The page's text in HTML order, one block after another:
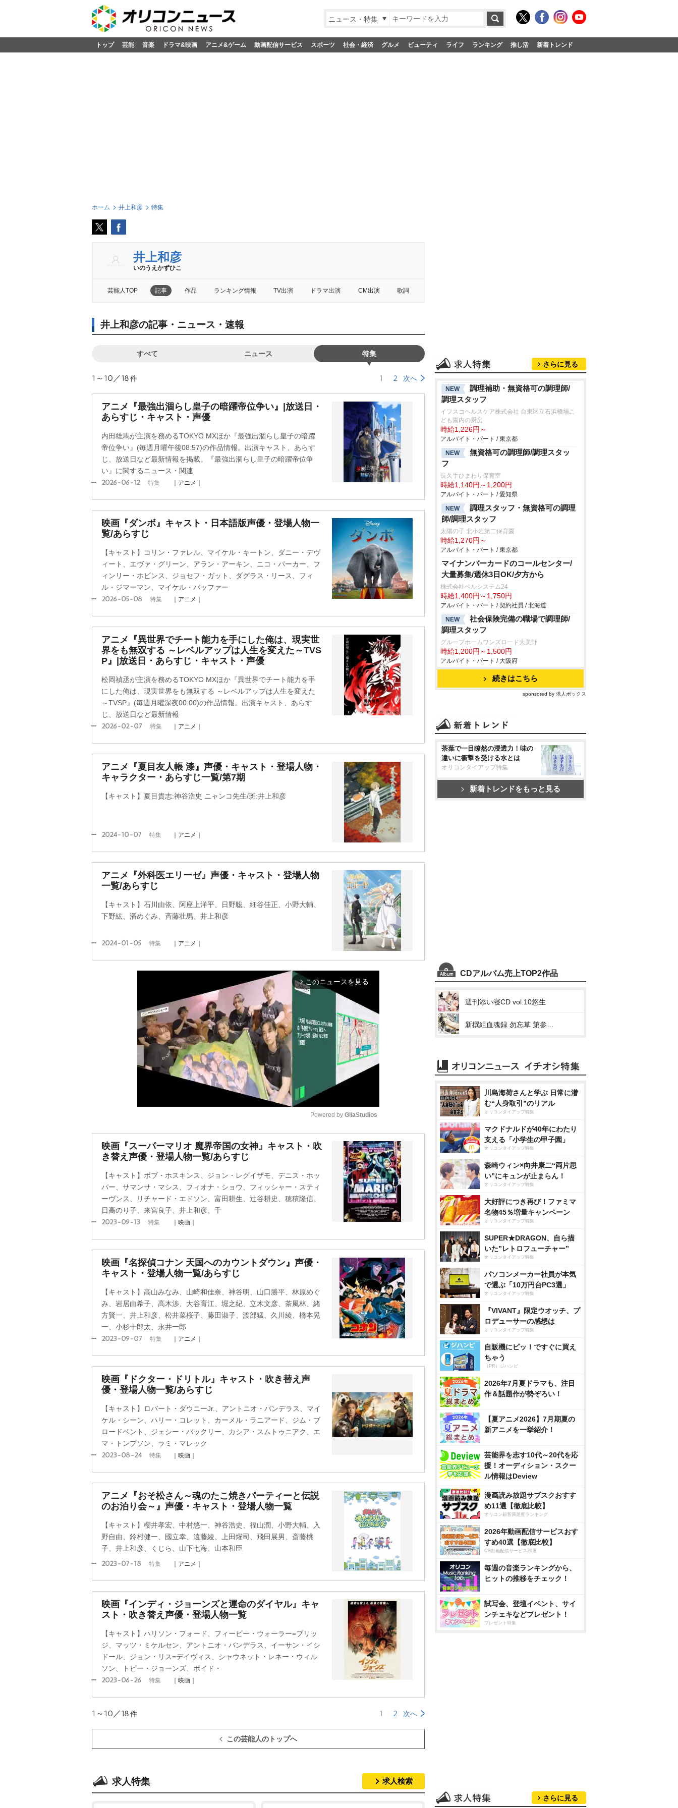
ニュース・特集
トップ 芸能 音楽 ドラマ&映画 アニメ&ゲーム 動画配信サービス スポーツ 社会・経済 グルメ ビューティ ライフ ランキング 推し活 新着トレンド
ホーム 井上和彦 特集
井上和彦
いのうえかずひこ
芸能人TOP 記事 作品 ランキング情報 TV出演 ドラマ出演 CM出演 歌詞
井上和彦の記事・ニュース・速報
すべて ニュース 特集
1～10／18件 1 2 次へ
アニメ『最強出涸らし皇子の暗躍帝位争い』|放送日・
あらすじ・キャスト・声優
内田雄馬が主演を務めるTOKYO MXほか『最強出涸らし皇子の暗躍
帝位争い』(毎週月曜午後08:57)の作品情報。出演キャスト、あらす
じ、放送日など最新情報を掲載。『最強出涸らし皇子の暗躍帝位争
い』に関するニュース・関連
2026-06-12 特集 ｜アニメ｜
映画『ダンボ』キャスト・日本語版声優・登場人物一
覧/あらすじ
【キャスト】コリン・ファレル、マイケル・キートン、ダニー・デヴ
ィート、エヴァ・グリーン、アラン・アーキン、ニコ・パーカー、フ
ィンリー・ホビンス、ジョセフ・ガット、ダグラス・リース、フィ
ル・ジマーマン、マイケル・バッファー
2026-05-08 特集 ｜アニメ｜
アニメ『異世界でチート能力を手にした俺は、現実世
界をも無双する ～レベルアップは人生を変えた～TVS
P』|放送日・あらすじ・キャスト・声優
松岡禎丞が主演を務めるTOKYO MXほか『異世界でチート能力を手
にした俺は、現実世界をも無双する ～レベルアップは人生を変えた
～TVSP』(毎週月曜深夜00:00)の作品情報。出演キャスト、あらす
じ、放送日など最新情報
2026-02-07 特集 ｜アニメ｜
アニメ『夏目友人帳 漆』声優・キャスト・登場人物・
キャラクター・あらすじ一覧/第7期
【キャスト】夏目貴志:神谷浩史 ニャンコ先生/斑:井上和彦
2024-10-07 特集 ｜アニメ｜
アニメ『外科医エリーゼ』声優・キャスト・登場人物
一覧/あらすじ
【キャスト】石川由依、阿座上洋平、日野聡、細谷佳正、小野大輔、
下野紘、潘めぐみ、斉藤壮馬、井上和彦
2024-01-05 特集 ｜アニメ｜
arrow_forward_ios このニュースを見る
Powered by GliaStudios
映画『スーパーマリオ 魔界帝国の女神』キャスト・吹
き替え声優・登場人物一覧/あらすじ
【キャスト】ボブ・ホスキンス、ジョン・レグイザモ、デニス・ホッ
パー、サマンサ・マシス、フィオナ・ショウ、フィッシャー・スティ
ーヴンス、リチャード・エドソン、富田耕生、辻谷耕史、穂積隆信、
日高のり子、来宮良子、井上和彦、千
2023-09-13 特集 ｜映画｜
映画『名探偵コナン 天国へのカウントダウン』声優・
キャスト・登場人物一覧/あらすじ
【キャスト】高山みなみ、山崎和佳奈、神谷明、山口勝平、林原めぐ
み、岩居由希子、高木渉、大谷育江、堀之紀、立木文彦、茶風林、緒
方賢一、井上和彦、松井菜桜子、藤田淑子、渡部猛、久川綾、橋本晃
一、小杉十郎太、永井一郎
2023-09-07 特集 ｜アニメ｜
映画『ドクター・ドリトル』キャスト・吹き替え声
優・登場人物一覧/あらすじ
【キャスト】ロバート・ダウニーJr.、アントニオ・バンデラス、マイ
ケル・シーン、ハリー・コレット、カーメル・ラニアード、ジム・ブ
ロードベント、ジェシー・バックリー、カシア・スムトゥニアク、エ
マ・トンプソン、ラミ・マレック
2023-08-24 特集 ｜映画｜
アニメ『おそ松さん～魂のたこ焼きパーティーと伝説
のお泊り会～』声優・キャスト・登場人物一覧
【キャスト】櫻井孝宏、中村悠一、神谷浩史、福山潤、小野大輔、入
野自由、鈴村健一、國立幸、遠藤綾、上田燿司、飛田展男、斎藤桃
子、井上和彦、くじら、山下七海、山本和臣
2023-07-18 特集 ｜アニメ｜
映画『インディ・ジョーンズと運命のダイヤル』キャ
スト・吹き替え声優・登場人物一覧
【キャスト】ハリソン・フォード、フィービー・ウォーラー=ブリッ
ジ、マッツ・ミケルセン、アントニオ・バンデラス、イーサン・イシ
ドール、ジョン・リス=デイヴィス、シャウネット・レネー・ウィル
ソン、トビー・ジョーンズ、ボイド・
2023-06-26 特集 ｜映画｜
1～10／18件 1 2 次へ
この芸能人のトップへ
求人特集 求人検索
さらに見る
NEW
調理補助・無資格可の調理師/
調理スタッフ
イフスコヘルスケア株式会社 台東区立石浜橋場こ
ども園内の厨房
時給1,226円～
アルバイト・パート / 東京都
NEW
無資格可の調理師/調理スタッ
フ
長久手ひまわり保育室
時給1,140円～1,200円
アルバイト・パート / 愛知県
NEW
調理スタッフ・無資格可の調理
師/調理スタッフ
太陽の子 北小岩第二保育園
時給1,270円～
アルバイト・パート / 東京都
マイナンバーカードのコールセンター/
大量募集/週休3日OK/夕方から
株式会社ベルシステム24
時給1,400円～1,750円
アルバイト・パート / 契約社員 / 北海道
NEW
社会保険完備の職場で調理師/
調理スタッフ
グループホームワンズロード大美野
時給1,200円～1,500円
アルバイト・パート / 大阪府
続きはこちら
sponsored by 求人ボックス
茶葉で一目瞭然の浸透力！味の
違いに衝撃を受ける水とは
オリコンタイアップ特集
新着トレンドをもっと見る
CDアルバム売上TOP2作品
週刊添い寝CD vol.10悠生
川島海荷さんと学ぶ 日常に潜
む“人身取引”のリアル
オリコンタイアップ特集
マクドナルドが40年にわたり
支える「小学生の甲子園」
オリコンタイアップ特集
森崎ウィン×向井康二“両片思
い”にキュンが止まらん！
オリコンタイアップ特集
大好評につき再び！ファミマ
名物45％増量キャンペーン
オリコンタイアップ特集
SUPER★DRAGON、自ら描
いた”レトロフューチャー”
オリコンタイアップ特集
パソコンメーカー社員が本気
で選ぶ「10万円台PC3選」
オリコンタイアップ特集
『VIVANT』限定ウオッチ、プ
ロデューサーの感想は
オリコンタイアップ特集
自販機にピッ！ですぐに買え
ちゃう
（PR）ジハンピ
2026年7月夏ドラマも、注目
作＆話題作が勢ぞろい！
【夏アニメ2026】7月期夏の
新アニメを一挙紹介！
芸能界を志す10代～20代を応
援！オーディション・スクー
ル情報はDeview
漫画読み放題サブスクおすす
め11選【徹底比較】
オリコン顧客満足度ランキング
2026年動画配信サービスおす
すめ40選【徹底比較】
CS動画配信サービス20選
毎週の音楽ランキングから、
ヒットの推移をチェック！
試写会、登壇イベント、サイ
ンチェキなどプレゼント！
プレゼント特集
さらに見る